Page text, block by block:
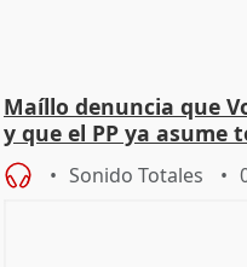
Maíllo denuncia que
y que el PP ya asume
Sonido Totales